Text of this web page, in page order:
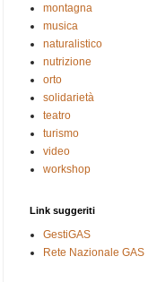
montagna
musica
naturalistico
nutrizione
orto
solidarietà
teatro
turismo
video
workshop
Link suggeriti
GestiGAS
Rete Nazionale GAS